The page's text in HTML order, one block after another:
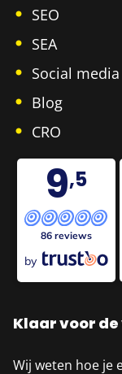
Branding
Branding
SEO
SEA
Social media
Blog
CRO
9,5
86 reviews
by
Klaar voor
Wij weten hoe je